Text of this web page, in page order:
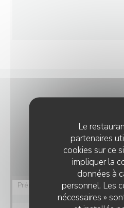
Le
partenaires
cookies sur ce
impliquer la
données à
personnel. Les
nécessaires »
Vous désirez
Remplissez le